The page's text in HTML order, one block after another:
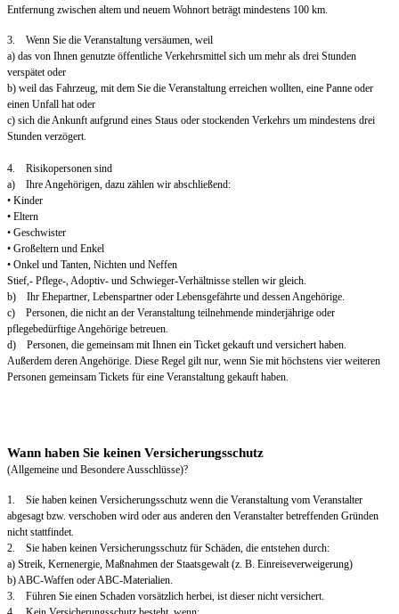
Entfernung zwischen altem und neuem Wohnort beträgt mindestens 100 km.
3. Wenn Sie die Veranstaltung versäumen, weil
a) das von Ihnen genutzte öffentliche Verkehrsmittel sich um mehr als drei Stunden
verspätet oder
b) weil das Fahrzeug, mit dem Sie die Veranstaltung erreichen wollten, eine Panne oder
einen Unfall hat oder
c) sich die Ankunft aufgrund eines Staus oder stockenden Verkehrs um mindestens drei
Stunden verzögert.
4. Risikopersonen sind
a) Ihre Angehörigen, dazu zählen wir abschließend:
• Kinder
• Eltern
• Geschwister
• Großeltern und Enkel
• Onkel und Tanten, Nichten und Neffen
Stief,- Pflege-, Adoptiv- und Schwieger-Verhältnisse stellen wir gleich.
b) Ihr Ehepartner, Lebenspartner oder Lebensgefährte und dessen Angehörige.
c) Personen, die nicht an der Veranstaltung teilnehmende minderjährige oder
pflegebedürftige Angehörige betreuen.
d) Personen, die gemeinsam mit Ihnen ein Ticket gekauft und versichert haben.
Außerdem deren Angehörige. Diese Regel gilt nur, wenn Sie mit höchstens vier weiteren
Personen gemeinsam Tickets für eine Veranstaltung gekauft haben.
Wann haben Sie keinen Versicherungsschutz
(Allgemeine und Besondere Ausschlüsse)?
1. Sie haben keinen Versicherungsschutz wenn die Veranstaltung vom Veranstalter
abgesagt bzw. verschoben wird oder aus anderen den Veranstalter betreffenden Gründen
nicht stattfindet.
2. Sie haben keinen Versicherungsschutz für Schäden, die entstehen durch:
a) Streik, Kernenergie, Maßnahmen der Staatsgewalt (z. B. Einreiseverweigerung)
b) ABC-Waffen oder ABC-Materialien.
3. Führen Sie einen Schaden vorsätzlich herbei, ist dieser nicht versichert.